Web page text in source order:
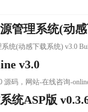
管理系统(动
统(动感下载系统) v3.0
v3.0
源码，网站-在线咨询-
统ASP版